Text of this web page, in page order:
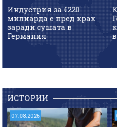
Индустрия за €220
милиарда е пред крах
заради сушата в
Германия
ИСТОРИИ
07.08.2026